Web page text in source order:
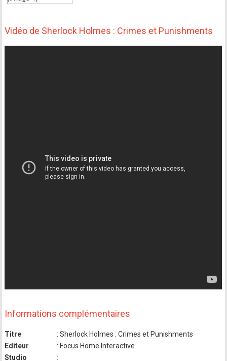
Vidéo de Sherlock Holmes : Crimes et Punishments
Informations complémentaires
Titre
: Sherlock Holmes : Crimes et Punishments
Editeur
: Focus Home Interactive
Studio
: